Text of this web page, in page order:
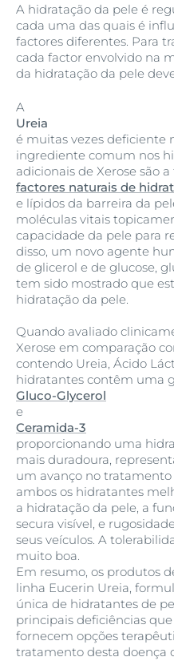
A hidratação da pele é
cada uma das quais é
factores diferentes. Para
cada factor envolvido na
da hidratação da pele
A
Ureia
é muitas vezes deficiente
ingrediente comum nos
adicionais de Xerose são
factores naturais de
e lípidos da barreira da
moléculas vitais
capacidade da pele para
disso, um novo agente
de glicerol e de glucose,
tem sido mostrado que
hidratação da pele.
Quando avaliado
Xerose em comparação
contendo Ureia, Ácido
hidratantes contêm uma
Gluco-Glycerol
e
Ceramida-3
proporcionando uma
mais duradoura,
um avanço no tratamento
ambos os hidratantes
a hidratação da pele, a
secura visível, e
seus veículos. A
muito boa.
Em resumo, os produtos
linha Eucerin Ureia,
única de hidratantes de
principais deficiências
fornecem opções
tratamento desta doença